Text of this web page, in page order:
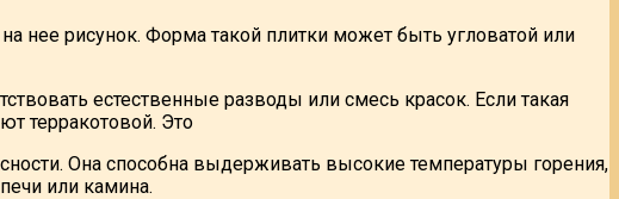
нее рисунок. Форма такой плитки может быть угловатой или
естественные разводы или смесь красок. Если такая
терракотовой. Это
Она способна выдерживать высокие температуры горения,
или камина.